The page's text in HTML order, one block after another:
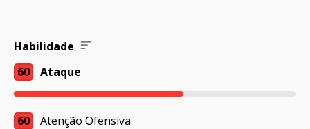
Habilidade
60
Ataque
60
Atenção Ofensiva